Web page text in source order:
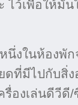
ว้เพื่อให้มั่น
นึ่งในห้องพั
ดที่มีไปกับสิ่
รื่องเล่นดีวี